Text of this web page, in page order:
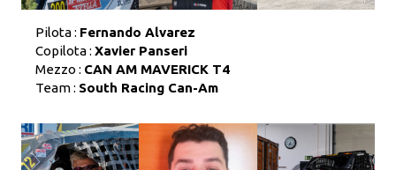
Pilota : Fernando Alvarez
Copilota : Xavier Panseri
Mezzo : CAN AM MAVERICK T4
Team : South Racing Can-Am